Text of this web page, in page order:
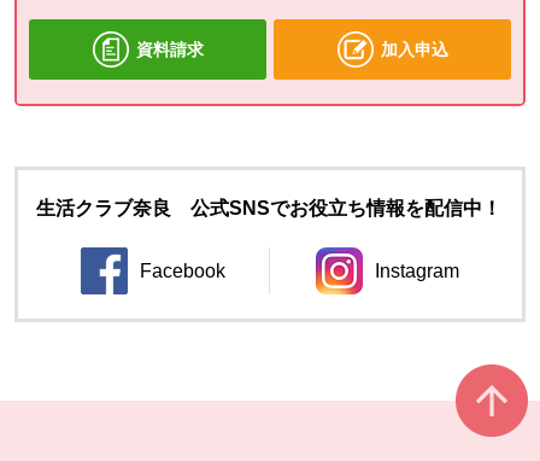
資料請求 加入申込
生活クラブ奈良 公式SNSでお役立ち情報を配信中！
Facebook
別のウィンドウで開きます。
Instagram
別のウィンドウ